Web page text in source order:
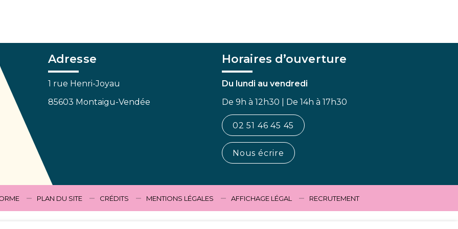
Adresse
1 rue Henri-Joyau
85603 Montaigu-Vendée
Horaires d’ouverture
Du lundi au vendredi
De 9h à 12h30 | De 14h à 17h30
02 51 46 45 45
Nous écrire
PLAN DU SITE CRÉDITS MENTIONS LÉGALES AFFICHAGE LÉGAL RECRUTEMENT